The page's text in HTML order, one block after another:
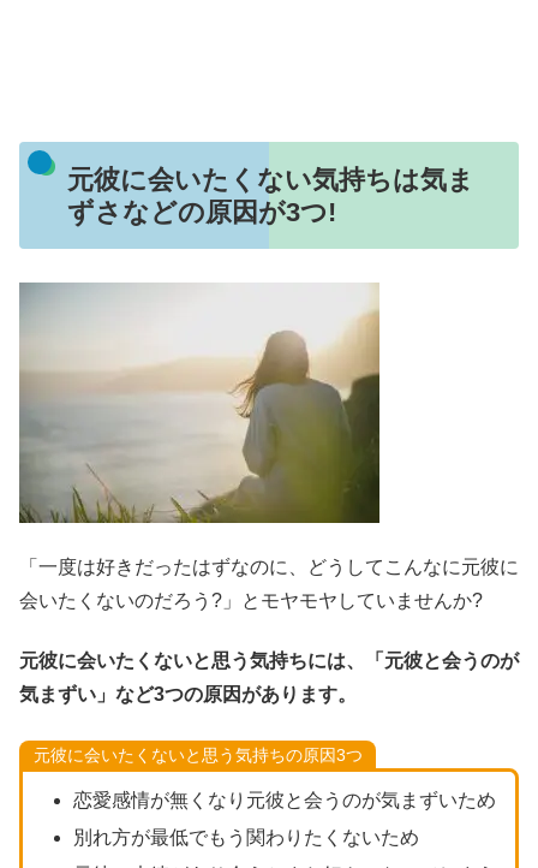
元彼に会いたくない気持ちは気ま
ずさなどの原因が3つ!
「一度は好きだったはずなのに、どうしてこんなに元彼に
会いたくないのだろう?」とモヤモヤしていませんか?
元彼に会いたくないと思う気持ちには、「元彼と会うのが
気まずい」など3つの原因があります。
元彼に会いたくないと思う気持ちの原因3つ
恋愛感情が無くなり元彼と会うのが気まずいため
別れ方が最低でもう関わりたくないため